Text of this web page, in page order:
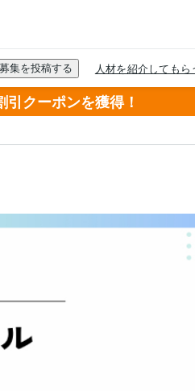
クーポンを獲得！